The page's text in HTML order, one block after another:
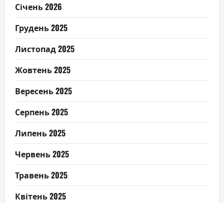
Січень 2026
Грудень 2025
Листопад 2025
Жовтень 2025
Вересень 2025
Серпень 2025
Липень 2025
Червень 2025
Травень 2025
Квітень 2025